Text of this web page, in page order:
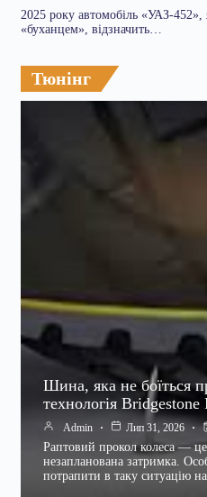
2025 року автомобіль «УАЗ-
«буханцем», відзначить…
Тюнінг
Шина, яка не боїться
технологія
Admin Лип 31, 2026
Раптовий прокол колеса —
незапланована затримка.
потрапити в таку ситуацію